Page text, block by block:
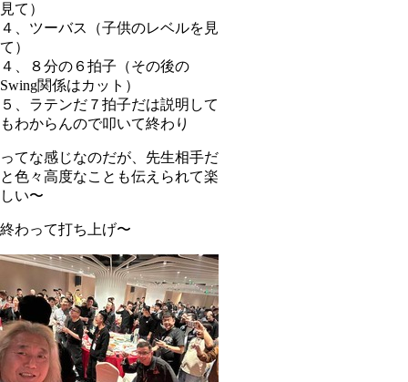
見て）
４、ツーバス（子供のレベルを見
て）
４、８分の６拍子（その後の
Swing関係はカット）
５、ラテンだ７拍子だは説明して
もわからんので叩いて終わり
ってな感じなのだが、先生相手だ
と色々高度なことも伝えられて楽
しい〜
終わって打ち上げ〜